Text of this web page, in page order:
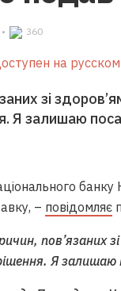
• 360
на русском
зі
Я залишаю
– повідомляє
пов’язаних
Я залишаю